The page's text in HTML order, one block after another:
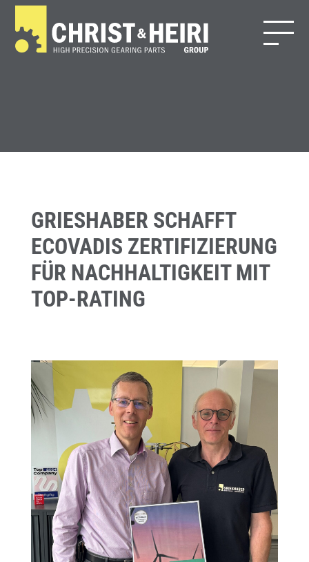
GRIESHABER SCHAFFT
ECOVADIS ZERTIFIZIERUNG
FÜR NACHHALTIGKEIT MIT
TOP-RATING